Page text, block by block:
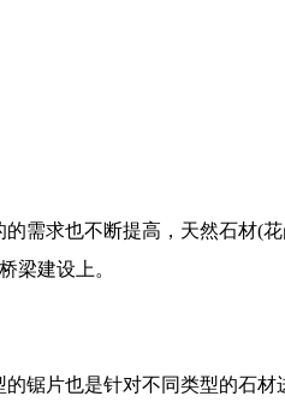
求也不断提高，天然石材(花
梁建设上。
锯片也是针对不同类型的石材